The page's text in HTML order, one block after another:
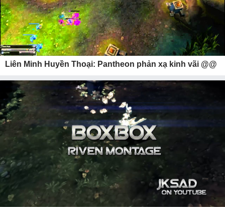
Liên Minh Huyền Thoại: Pantheon phản xạ kinh vãi @@